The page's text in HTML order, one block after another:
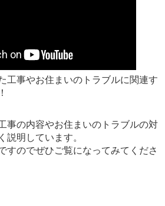
工事やお住まいのトラブルに関連す
事の内容やお住まいのトラブルの対
説明しています。
すのでぜひご覧になってみてくださ